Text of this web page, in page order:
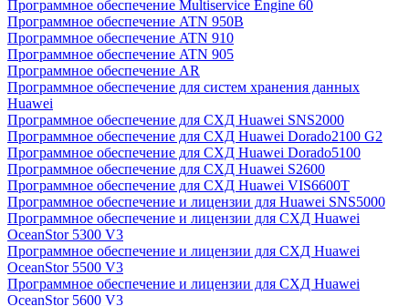
Программное обеспечение Multiservice Engine 60
Программное обеспечение ATN 950B
Программное обеспечение ATN 910
Программное обеспечение ATN 905
Программное обеспечение AR
Программное обеспечение для систем хранения данных
Huawei
Программное обеспечение для СХД Huawei SNS2000
Программное обеспечение для СХД Huawei Dorado2100 G2
Программное обеспечение для СХД Huawei Dorado5100
Программное обеспечение для СХД Huawei S2600
Программное обеспечение для СХД Huawei VIS6600T
Программное обеспечение и лицензии для Huawei SNS5000
Программное обеспечение и лицензии для СХД Huawei
OceanStor 5300 V3
Программное обеспечение и лицензии для СХД Huawei
OceanStor 5500 V3
Программное обеспечение и лицензии для СХД Huawei
OceanStor 5600 V3